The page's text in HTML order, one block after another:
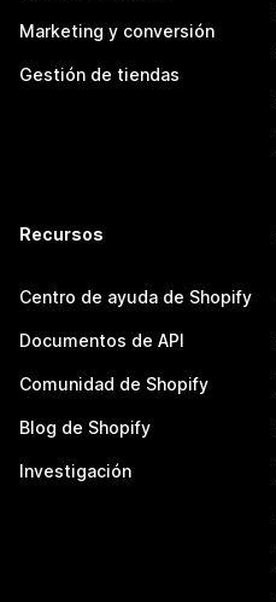
Marketing y conversión
Gestión de tiendas
Recursos
Centro de ayuda de Shopify
Documentos de API
Comunidad de Shopify
Blog de Shopify
Investigación